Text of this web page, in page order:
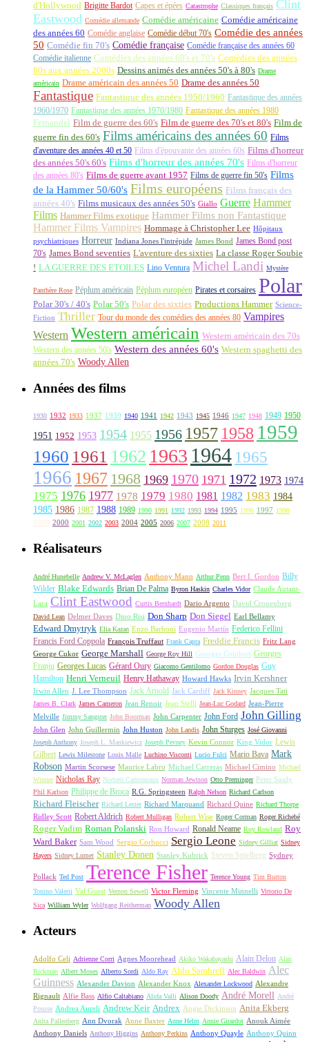
d'Hollywood Brigitte Bardot Capes et épées Catastrophe Classiques français Clint
Eastwood Comédie allemande Comédie américaine Comédie américaine
des années 60 Comédie anglaise Comédie début 70's Comédie des années
50 Comédie fin 70's Comédie française Comédie française des années 60
Comédie italienne Comédies des années 60's et 70's Comédies des années
80s aux années 2000s Dessins animés des années 50's à 80's Drame
américain Drame américain des années 50 Drame des années 50
Fantastique Fantastique des années 1950/1960 Fantastique des années
1960/1970 Fantastique des années 1970/1980 Fantastique des années 1980
Fernandel Film de guerre des 60's Film de guerre des 70's et 80's Film de
guerre fin des 60's Films américains des années 60 Films
d'aventure des années 40 et 50 Films d'épouvante des années 60s Films d'horreur
des années 50's 60's Films d'horreur des années 70's Films d'horreur
des années 80's Films de guerre avant 1957 Films de guerre fin 50's Films
de la Hammer 50/60's Films européens Films français des
années 40's Films musicaux des années 50's Giallo Guerre Hammer
Films Hammer Films exotique Hammer Films non Fantastique
Hammer Films Vampires Hommage à Christopher Lee Hôpitaux
psychiatriques Horreur Indiana Jones l'intrépide James Bond James Bond post
70's James Bond seventies L'aventure des sixties La classe Roger Soubie
! LA GUERRE DES ETOILES Lino Ventura Michel Landi Mystère
Panthère Rose Péplum américain Péplum européen Pirates et corsaires Polar
Polar 30's / 40's Polar 50's Polar des sixties Productions Hammer Science-
Fiction Thriller Tour du monde des comédies des années 80 Vampires
Western Western américain Western américain des 70s
Western des années 50's Western des années 60's Western spaghetti des
années 70's Woody Allen
Années des films
1930 1932 1933 1937 1939 1940 1941 1942 1943 1945 1946 1947 1948 1949 1950
1951 1952 1953 1954 1955 1956 1957 1958 1959
1960 1961 1962 1963 1964 1965
1966 1967 1968 1969 1970 1971 1972 1973 1974
1975 1976 1977 1978 1979 1980 1981 1982 1983 1984
1985 1986 1987 1988 1989 1990 1991 1992 1993 1994 1995 1996 1997 1998
1999 2000 2001 2002 2003 2004 2005 2006 2007 2008 2011
Réalisateurs
André Hunebelle Andrew V. McLaglen Anthony Mann Arthur Penn Bert I. Gordon Billy
Wilder Blake Edwards Brian De Palma Byron Haskin Charles Vidor Claude Autant-
Lara Clint Eastwood Curtis Bernhardt Dario Argento David Cronenberg
David Lean Delmer Daves Dino Risi Don Sharp Don Siegel Earl Bellamy
Edward Dmytryk Elia Kazan Enzo Barboni Eugenio Martín Federico Fellini
Francis Ford Coppola François Truffaut Frank Capra Freddie Francis Fritz Lang
George Cukor George Marshall George Roy Hill Georges Combret Georges
Franju Georges Lucas Gérard Oury Giacomo Gentilomo Gordon Douglas Guy
Hamilton Henri Verneuil Henry Hathaway Howard Hawks Irvin Kershner
Irwin Allen J. Lee Thompson Jack Arnold Jack Cardiff Jack Kinney Jacques Tati
James B. Clark James Cameron Jean Renoir Jean Stelli Jean-Luc Godard Jean-Pierre
Melville Jimmy Sangster John Boorman John Carpenter John Ford John Gilling
John Glen John Guillermin John Huston John Landis John Sturges José Giovanni
Joseph Anthony Joseph L. Mankiewicz Joseph Pevney Kevin Connor King Vidor Lewis
Gilbert Lewis Milestone Louis Malle Luchino Visconti Lucio Fulci Mario Bava Mark
Robson Martin Scorsese Maurice Labro Michael Carreras Michael Cimino Michael
Winner Nicholas Ray Norbert Carbonnaux Norman Jewison Otto Preminger
Peter Sasdy
Phil Karlson Philippe de Broca R.G. Springsteen Ralph Nelson Richard Carlson
Richard Fleischer Richard Lester Richard Marquand Richard Quine Richard Thorpe
Ridley Scott Robert Aldrich Robert Mulligan Robert Wise Roger Corman Roger Richebé
Roger Vadim Roman Polanski Ron Howard Ronald Neame Roy Rowland Roy
Ward Baker Sam Wood Sergio Corbucci Sergio Leone Sidney Gilliat Sidney
Hayers Sidney Lumet Stanley Donen Stanley Kubrick Steven Spielberg Sydney
Pollack Ted Post Terence Fisher Terence Young Tim Burton
Tonino Valerii Val Guest Vernon Sewell Victor Fleming Vincente Minnelli Vittorio De
Sica William Wyler Wolfgang Reitherman Woody Allen
Acteurs
Adolfo Celi Adrienne Corri Agnes Moorehead Akiko Wakabayashi Alain Delon Alan
Rickman Albert Moses Alberto Sordi Aldo Ray Aldo Sambrell Alec Baldwin Alec
Guinness Alexander Davion Alexander Knox Alexander Lockwood Alexandre
Rignault Alfie Bass Alfio Caltabiano Alida Valli Alison Doody André Morell André
Pousse Andrea Aureli Andrew Keir Andrex Angie Dickinson Anita Ekberg
Anita Pallenberg Ann Dvorak Anne Baxter Anne Helm Annie Girardot Anouk Aimée
Anthony Daniels Anthony Higgins Anthony Perkins Anthony Quayle Anthony Quinn